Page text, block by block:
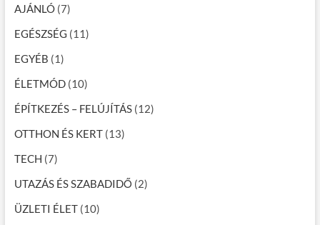
v
i
g
á
c
i
ó
AJÁNLÓ(7)
EGÉSZSÉG (11)
EGYÉB (1)
ÉLETMÓD(10)
ÉPÍTKEZÉS – FELÚJÍTÁS(12)
OTTHON ÉS KERT(13)
TECH (7)
UTAZÁS ÉS SZABADIDŐ (2)
ÜZLETI ÉLET(10)